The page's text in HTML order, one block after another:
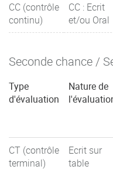
CC (contrôle
continu)
CC : Ecrit
et/ou Oral
Seconde chance /
Type
d'évaluation
Nature de
CT (contrôle
terminal)
Ecrit sur
table